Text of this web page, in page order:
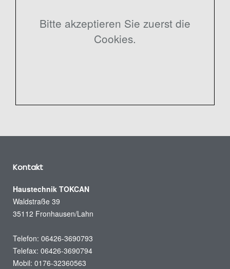
Bitte akzeptieren Sie zuerst die
Cookies.
Kontakt
Haustechnik TOKCAN
Waldstraße 39
35112 Fronhausen/Lahn
Telefon: 06426-3690793
Telefax: 06426-3690794
Mobil: 0176-32360563